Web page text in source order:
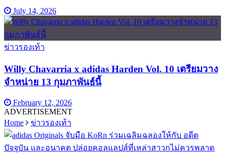
July 14, 2026
ข่าวรองเท้า
Willy Chavarria x adidas Harden Vol. 10 เตรียมวาง
จำหน่าย 13 กุมภาพันธ์นี้
February 12, 2026
ADVERTISEMENT
Home
ข่าวรองเท้า